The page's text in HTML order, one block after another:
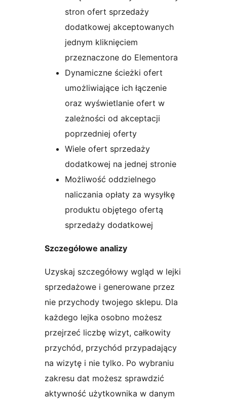
stron ofert sprzedaży
dodatkowej akceptowanych
jednym kliknięciem
przeznaczone do Elementora
Dynamiczne ścieżki ofert
umożliwiające ich łączenie
oraz wyświetlanie ofert w
zależności od akceptacji
poprzedniej oferty
Wiele ofert sprzedaży
dodatkowej na jednej stronie
Możliwość oddzielnego
naliczania opłaty za wysyłkę
produktu objętego ofertą
sprzedaży dodatkowej
Szczegółowe analizy
Uzyskaj szczegółowy wgląd w lejki
sprzedażowe i generowane przez
nie przychody twojego sklepu. Dla
każdego lejka osobno możesz
przejrzeć liczbę wizyt, całkowity
przychód, przychód przypadający
na wizytę i nie tylko. Po wybraniu
zakresu dat możesz sprawdzić
aktywność użytkownika w danym